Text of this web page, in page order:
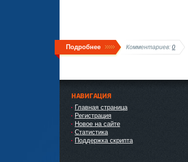
Подробнее Комментариев: 0
НАВИГАЦИЯ
Главная страница
Регистрация
Новое на сайте
Статистика
Поддержка скрипта